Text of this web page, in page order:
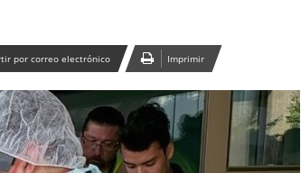
por correo electrónico Imprimir